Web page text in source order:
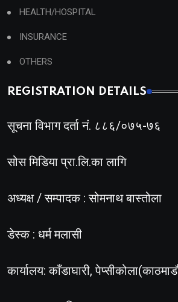
HEALTH/HOSPITAL
INSURANCE
OTHERS
REGISTRATION DETAILS
सूचना विभाग दर्ता नं. ८८६/०७५-७६
सोस मिडिया प्रा.लि.का लागि
अध्यक्ष / सम्पादक : सोमनाथ बास्तोला
डेस्क : धर्म मलासी
कार्यालय: काँडाघारी,